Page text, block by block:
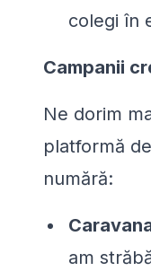
colegi în
Campanii
Ne dorim
platformă
numără:
am